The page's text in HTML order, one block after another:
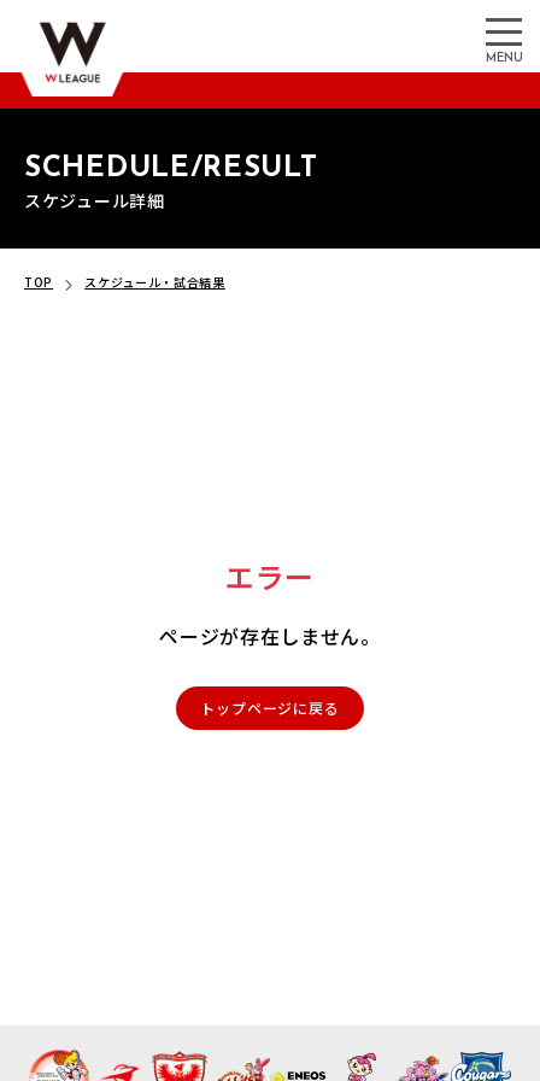
MENU
SCHEDULE/RESULT
スケジュール詳細
TOP スケジュール・試合結果
エラー
ページが存在しません。
トップページに戻る